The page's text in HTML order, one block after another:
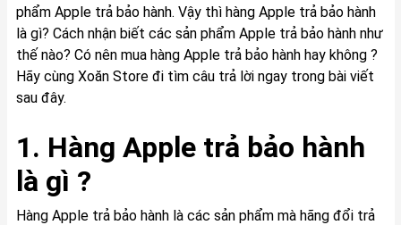
phẩm Apple trả bảo hành. Vậy thì hàng Apple trả bảo hành
là gì? Cách nhận biết các sản phẩm Apple trả bảo hành như
thế nào? Có nên mua hàng Apple trả bảo hành hay không ?
Hãy cùng Xoăn Store đi tìm câu trả lời ngay trong bài viết
sau đây.
1. Hàng Apple trả bảo hành
là gì ?
Hàng Apple trả bảo hành là các sản phẩm mà hãng đổi trả